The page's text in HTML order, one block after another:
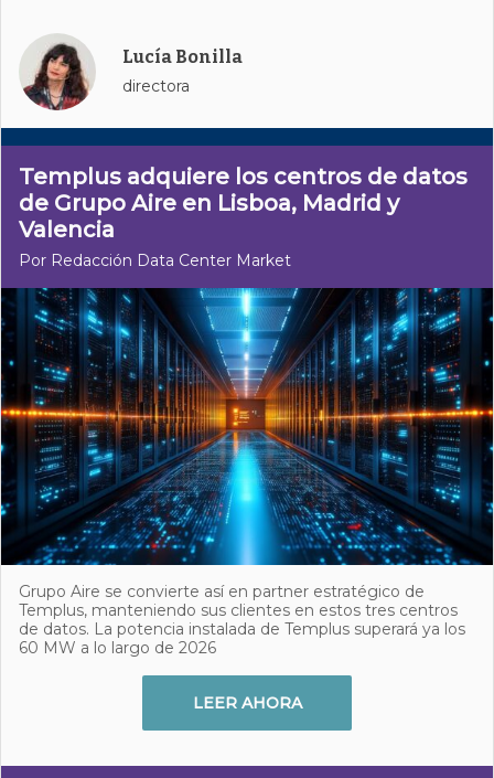
Lucía Bonilla
directora
Templus adquiere los centros de datos
de Grupo Aire en Lisboa, Madrid y
Valencia
Por Redacción Data Center Market
Grupo Aire se convierte así en partner estratégico de
Templus, manteniendo sus clientes en estos tres centros
de datos. La potencia instalada de Templus superará ya los
60 MW a lo largo de 2026
LEER AHORA